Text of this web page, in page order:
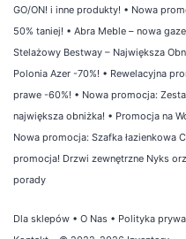
GO/ON! i inne produkty! • Nowa
50% taniej! • Abra Meble – nowa
Stelażowy Bestway – Największa
Polonia Azer -70%! • Rewelacyjna
prawe -60%! • Nowa promocja:
największa obniżka! • Promocja na
Nowa promocja: Szafka łazienkowa
promocja! Drzwi zewnętrzne Nyks
porady
Dla sklepów • O Nas • Polityka